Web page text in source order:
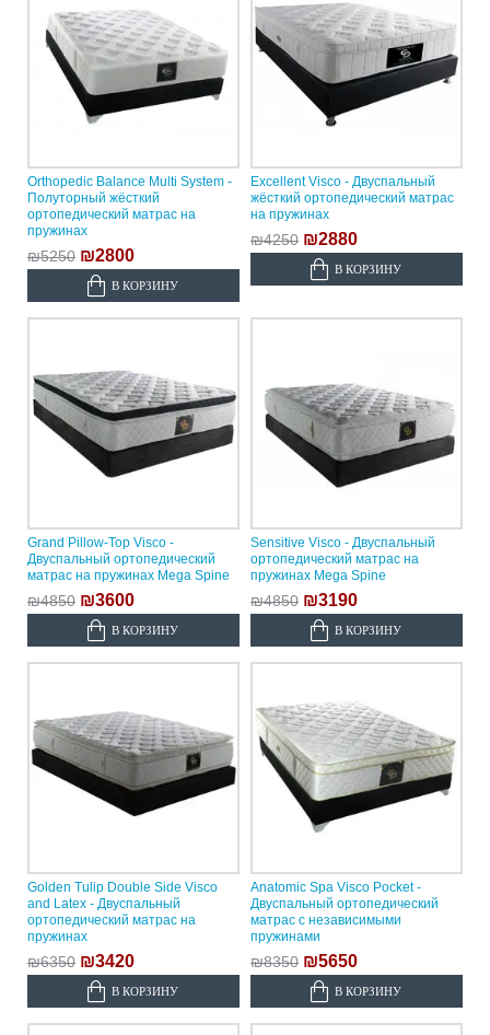
Orthopedic Balance Multi System -
Полуторный жёсткий
ортопедический матрас на
пружинах
₪5250 ₪2800
В КОРЗИНУ
Excellent Visco - Двуспальный
жёсткий ортопедический матрас
на пружинах
₪4250 ₪2880
В КОРЗИНУ
Grand Pillow-Top Visco -
Двуспальный ортопедический
матрас на пружинах Mega Spine
₪4850 ₪3600
В КОРЗИНУ
Sensitive Visco - Двуспальный
ортопедический матрас на
пружинах Mega Spine
₪4850 ₪3190
В КОРЗИНУ
Golden Tulip Double Side Visco
and Latex - Двуспальный
ортопедический матрас на
пружинах
₪6350 ₪3420
В КОРЗИНУ
Anatomic Spa Visco Pocket -
Двуспальный ортопедический
матрас с независимыми
пружинами
₪8350 ₪5650
В КОРЗИНУ